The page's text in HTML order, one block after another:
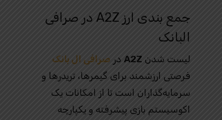
جمع‌ بندی ارز A2Z در صرافی
البانک
لیست شدن A2Z در صرافی ال بانک
فرصتی ارزشمند برای گیمرها، تریدرها و
سرمایه‌گذاران است تا از امکانات یک
اکوسیستم بازی پیشرفته و یکپارچه